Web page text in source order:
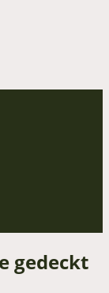
gedeckt